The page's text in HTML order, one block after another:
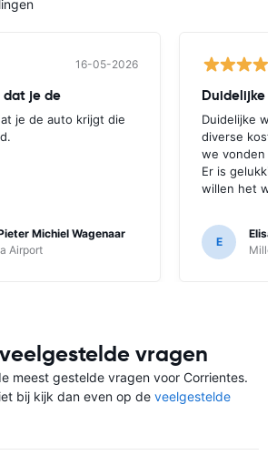
16-05-2026
dat je de
je de auto krijgt die
Michiel Wagenaar
Airport
Duidelijke
diverse
we vonden
Er is
willen het
E
vragen
meest gestelde vragen voor Corrientes.
bij kijk dan even op de veelgestelde